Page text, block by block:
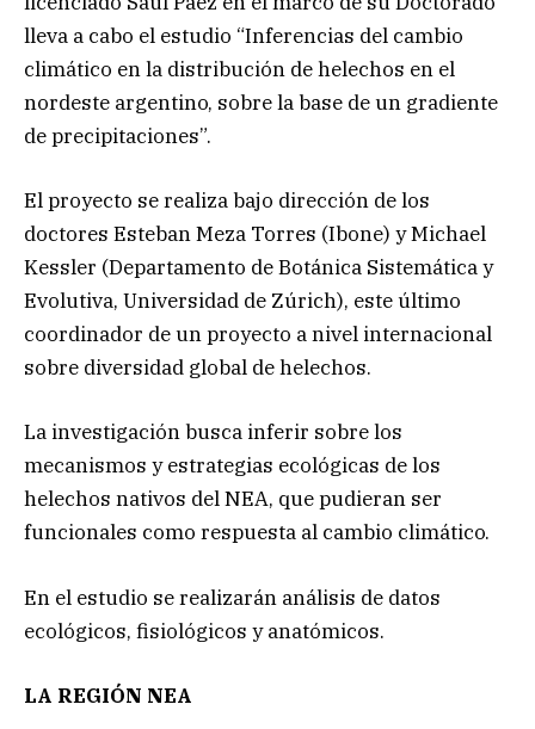
lleva a cabo el estudio “Inferencias del cambio
climático en la distribución de helechos en el
nordeste argentino, sobre la base de un gradiente
de precipitaciones”.
El proyecto se realiza bajo dirección de los
doctores Esteban Meza Torres (Ibone) y Michael
Kessler (Departamento de Botánica Sistemática y
Evolutiva, Universidad de Zúrich), este último
coordinador de un proyecto a nivel internacional
sobre diversidad global de helechos.
La investigación busca inferir sobre los
mecanismos y estrategias ecológicas de los
helechos nativos del NEA, que pudieran ser
funcionales como respuesta al cambio climático.
En el estudio se realizarán análisis de datos
ecológicos, fisiológicos y anatómicos.
LA REGIÓN NEA